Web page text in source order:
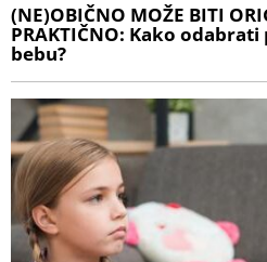
(NE)OBIČNO MOŽE BITI
PRAKTIČNO: Kako
bebu?